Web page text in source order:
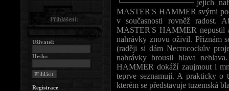
jejich
MASTER'S HAMMER svými
v současnosti rovněž radost.
MASTER'S HAMMER nepustil
nahrávky znovu oživil. Přiznám
(raději si dám Necrocockův
nahrávky brousil hlava
HAMMER dokáží zaujmout i
teprve seznamují. A prakticky o
kterém se představuje tuzemská
Přihlášení:
Uživatel:
Heslo:
Registrace